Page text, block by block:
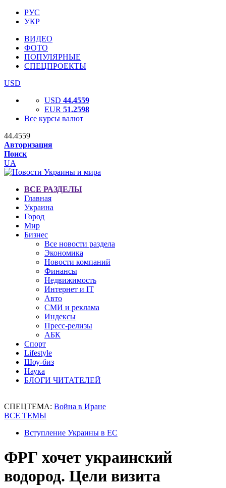
РУС
УКР
ВИДЕО
ФОТО
ПОПУЛЯРНЫЕ
СПЕЦПРОЕКТЫ
USD
USD 44.4559
EUR 51.2598
Все курсы валют
44.4559
Авторизация
Поиск
UA
ВСЕ РАЗДЕЛЫ
Главная
Украина
Город
Мир
Бизнес
Все новости раздела
Экономика
Новости компаний
Финансы
Недвижимость
Интернет и IT
Авто
СМИ и реклама
Индексы
Пресс-релизы
АБК
Спорт
Lifestyle
Шоу-биз
Наука
БЛОГИ ЧИТАТЕЛЕЙ
СПЕЦТЕМА: Война в Иране
ВСЕ ТЕМЫ
Вступление Украины в ЕС
ФРГ хочет украинский
водород. Цели визита